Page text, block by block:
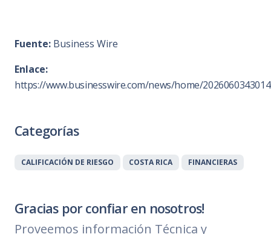
Fuente: Business Wire
Enlace:
https://www.businesswire.com/news/home/
Categorías
CALIFICACIÓN DE RIESGO COSTA RICA FINANCIERAS
Gracias por confiar en nosotros!
Proveemos información Técnica y